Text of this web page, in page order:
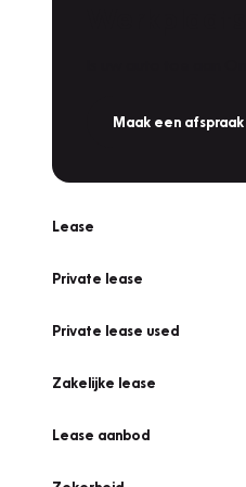
Maak een afspraak
Lease
Private lease
Private lease used
Zakelijke lease
Lease aanbod